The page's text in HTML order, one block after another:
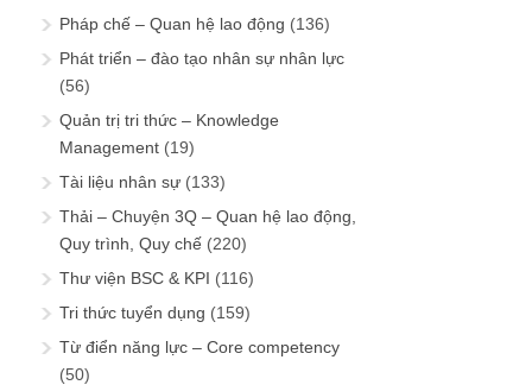
Pháp chế – Quan hệ lao động (136)
Phát triển – đào tạo nhân sự nhân lực
(56)
Quản trị tri thức – Knowledge
Management (19)
Tài liệu nhân sự (133)
Thải – Chuyện 3Q – Quan hệ lao động,
Quy trình, Quy chế (220)
Thư viện BSC & KPI (116)
Tri thức tuyển dụng (159)
Từ điển năng lực – Core competency
(50)